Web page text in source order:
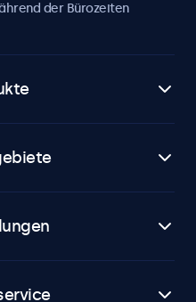
der Bürozeiten